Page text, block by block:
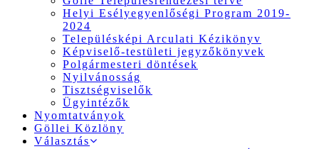
Helyi Esélyegyenlőségi Program 2019-
2024
Településképi Arculati Kézikönyv
Képviselő-testületi jegyzőkönyvek
Polgármesteri döntések
Nyilvánosság
Tisztségviselők
Ügyintézők
Nyomtatványok
Göllei Közlöny
Választás